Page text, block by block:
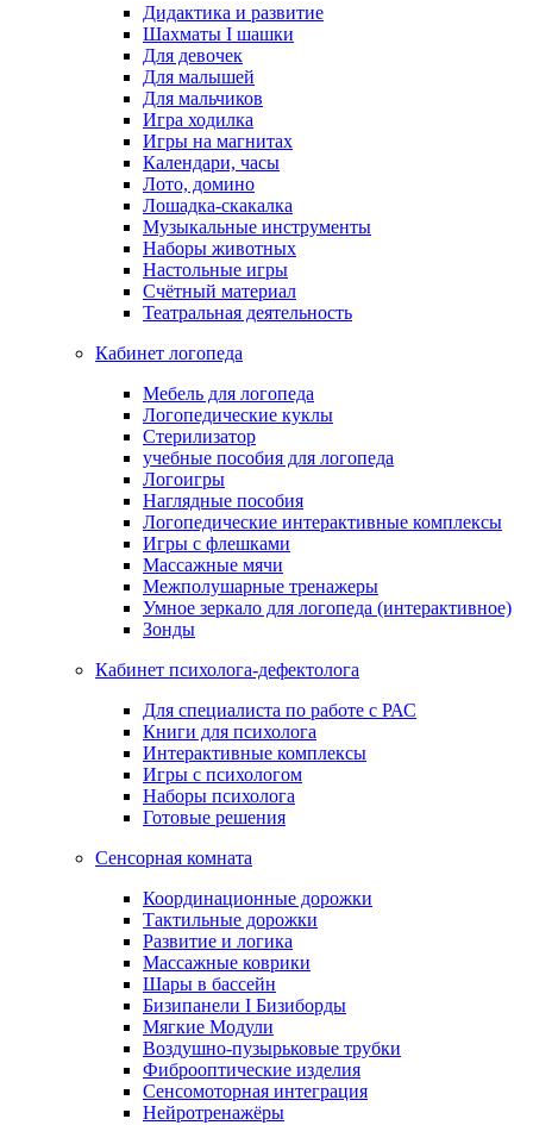
Дидактика и развитие
Шахматы I шашки
Для девочек
Для малышей
Для мальчиков
Игра ходилка
Игры на магнитах
Календари, часы
Лото, домино
Лошадка-скакалка
Музыкальные инструменты
Наборы животных
Настольные игры
Счётный материал
Театральная деятельность
Кабинет логопеда
Мебель для логопеда
Логопедические куклы
Стерилизатор
учебные пособия для логопеда
Логоигры
Наглядные пособия
Логопедические интерактивные комплексы
Игры с флешками
Массажные мячи
Межполушарные тренажеры
Умное зеркало для логопеда (интерактивное)
Зонды
Кабинет психолога-дефектолога
Для специалиста по работе с РАС
Книги для психолога
Интерактивные комплексы
Игры с психологом
Наборы психолога
Готовые решения
Сенсорная комната
Координационные дорожки
Тактильные дорожки
Развитие и логика
Массажные коврики
Шары в бассейн
Бизипанели I Бизиборды
Мягкие Модули
Воздушно-пузырьковые трубки
Фиброоптические изделия
Сенсомоторная интеграция
Нейротренажёры